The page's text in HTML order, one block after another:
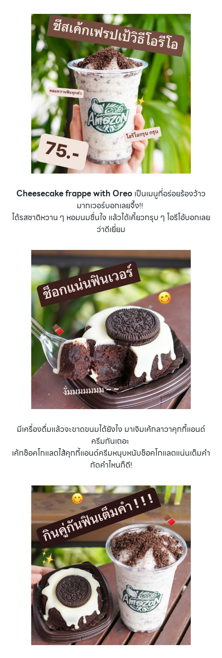
Cheesecake frappe with Oreo เป็นเมนูที่อร่อยร้องว้าว
มากเวอร์บอกเลยจึ้ง!!
ได้รสชาติหวาน ๆ หอมนมชื่นใจ แล้วได้เคี้ยวกรุบ ๆ โอรีโอ้บอกเลย
ว่าดีเยี่ยม
มีเครื่องดื่มแล้วจะขาดขนมได้ยังไง มาเจิมเค้กลาวาคุกกี้แอนด์
ครีมกันเถอะ
เค้กช็อคโกแลตไส้คุกกี้แอนด์ครีมหนุบหนับช็อคโกแลตแน่นเต็มคำ
กัดคำไหนก็ดี!